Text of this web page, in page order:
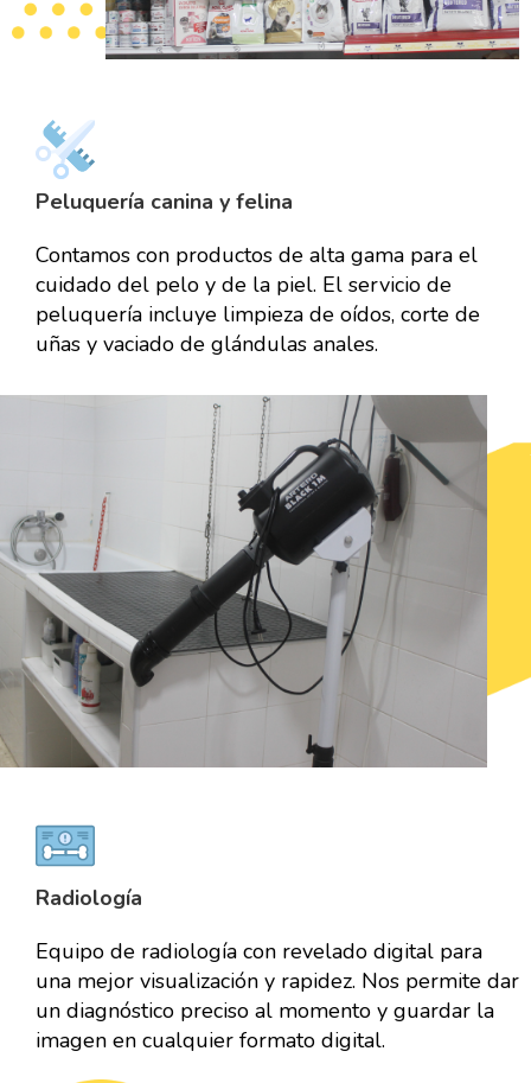
Peluquería canina y felina
Contamos con productos de alta gama para el
cuidado del pelo y de la piel. El servicio de
peluquería incluye limpieza de oídos, corte de
uñas y vaciado de glándulas anales.
Radiología
Equipo de radiología con revelado digital para
una mejor visualización y rapidez. Nos permite dar
un diagnóstico preciso al momento y guardar la
imagen en cualquier formato digital.